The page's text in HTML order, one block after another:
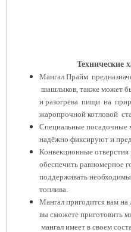
Технические
Мангал Прайм
шашлыков, также может
и разогрева пищи на
жаропрочной котловой
Специальные
надёжно фиксируют и
Конвекционные
обеспечить равномерное
поддерживать
топлива.
Мангал пригодится вам
вы сможете приготовить
мангал имеет в своем